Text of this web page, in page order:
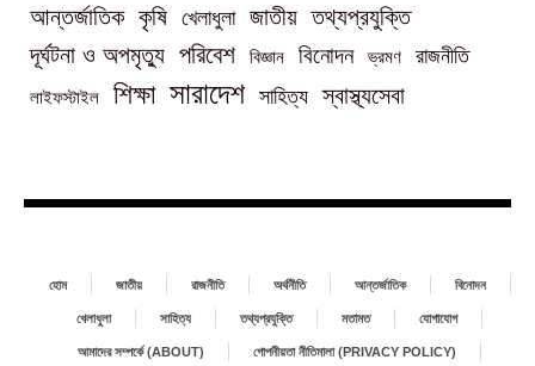
আন্তর্জাতিক কৃষি খেলাধুলা জাতীয় তথ্যপ্রযুক্তি
দূর্ঘটনা ও অপমৃত্যু পরিবেশ বিজ্ঞান বিনোদন ভ্রমণ রাজনীতি
লাইফস্টাইল শিক্ষা সারাদেশ সাহিত্য স্বাস্থ্যসেবা
হোম জাতীয় রাজনীতি অর্থনীতি আন্তর্জাতিক বিনোদন
খেলাধুলা সাহিত্য তথ্যপ্রযুক্তি মতামত যোগাযোগ
আমাদের সম্পর্কে (ABOUT) গোপনীয়তা নীতিমালা (PRIVACY POLICY)